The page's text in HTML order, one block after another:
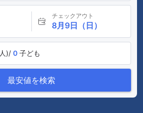
チェックアウト
8月9日（日）
)/ 0 子ども
最安値を検索